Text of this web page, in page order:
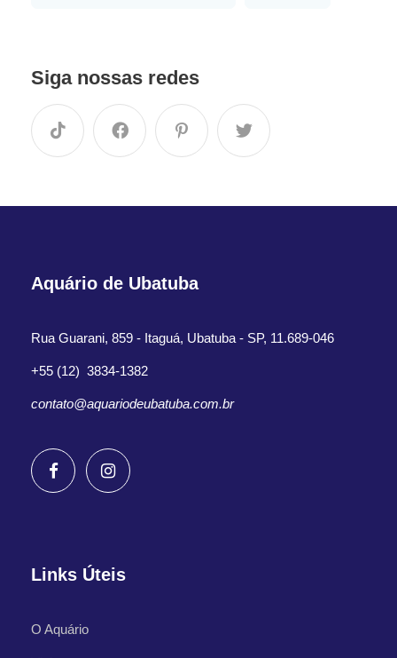
Siga nossas redes
Aquário de Ubatuba
Rua Guarani, 859 - Itaguá, Ubatuba - SP, 11.689-046
+55 (12) 3834-1382
contato@aquariodeubatuba.com.br
Links Úteis
O Aquário